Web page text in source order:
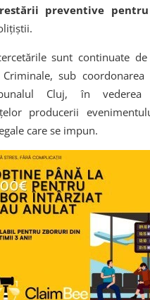
preventive
sunt continuate
Criminale, sub
Cluj, în
producerii
care se impun.